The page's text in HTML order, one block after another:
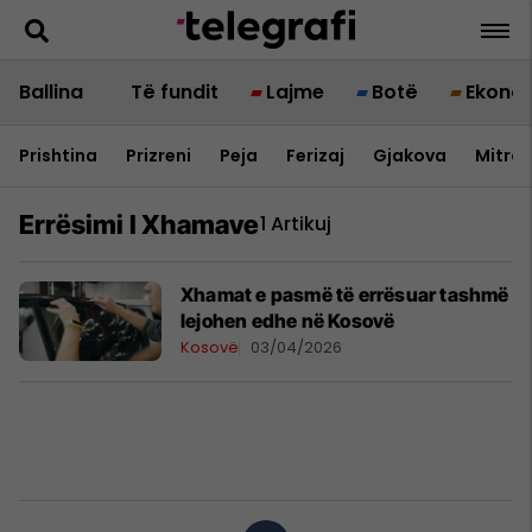
Ballina Të fundit Lajme Botë
Prishtina Prizreni Peja Ferizaj Gjakova
Errësimi I Xhamave1 Artikuj
Xhamat e pasmë të errësuar tashmë
lejohen edhe në Kosovë
Kosovë 03/04/2026